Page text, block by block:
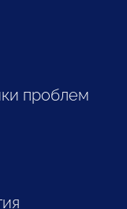
проблем